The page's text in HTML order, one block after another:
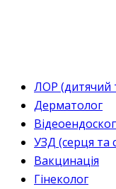
ЛОР (дитячий
Дерматолог
УЗД (серця та
Вакцинація
Гінеколог